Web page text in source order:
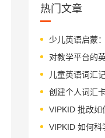
热门文章
少儿英语启蒙
对教学平台的
儿童英语词汇
创建个人词汇
VIPKID 批改如
VIPKID 如何科